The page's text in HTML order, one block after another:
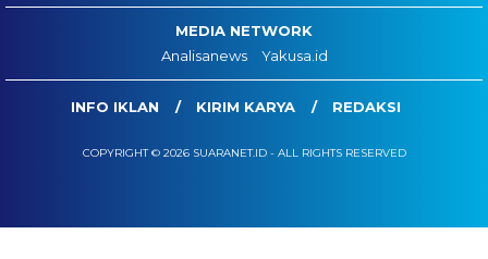
MEDIA NETWORK
Analisanews
Yakusa.id
INFO IKLAN KIRIM KARYA REDAKSI
COPYRIGHT © 2026 SUARANET.ID - ALL RIGHTS RESERVED